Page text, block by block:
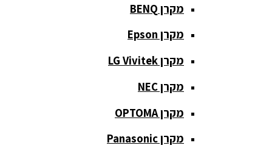
מסך מסגרת
נייד
כלי נגינה
גיטרות
מקרן BENQ
מקרן Epson
מקרן LG Vivitek
מקרן NEC
מקרן OPTOMA
מקרן Panasonic